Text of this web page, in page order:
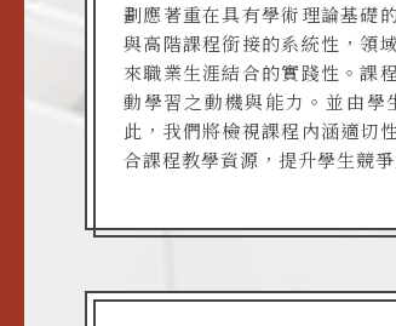
劃應著重在具有學術理論基礎
與高階課程銜接的系統性，領
來職業生涯結合的實踐性。課
動學習之動機與能力。並由學
此，我們將檢視課程內涵適切
合課程教學資源，提升學生競爭